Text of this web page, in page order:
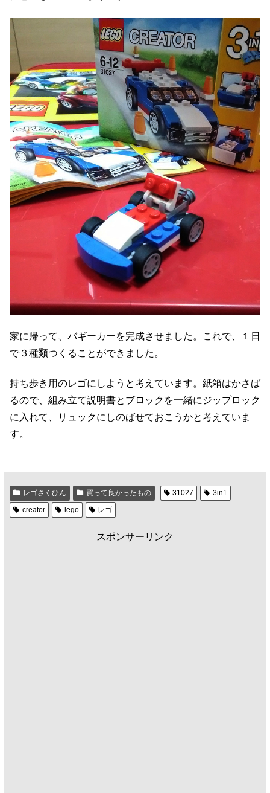
家に帰って、バギーカーを完成させました。これで、１日
で３種類つくることができました。
持ち歩き用のレゴにしようと考えています。紙箱はかさば
るので、組み立て説明書とブロックを一緒にジップロック
に入れて、リュックにしのばせておこうかと考えていま
す。
レゴさくひん 買って良かったもの 31027
3in1
creator
lego レゴ
スポンサーリンク